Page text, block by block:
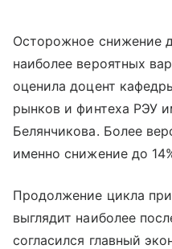
Осторожное снижение
наиболее вероятных
оценила доцент
рынков и финтеха РЭУ
Белянчикова. Более
именно снижение до
Продолжение цикла
выглядит наиболее
согласился главный